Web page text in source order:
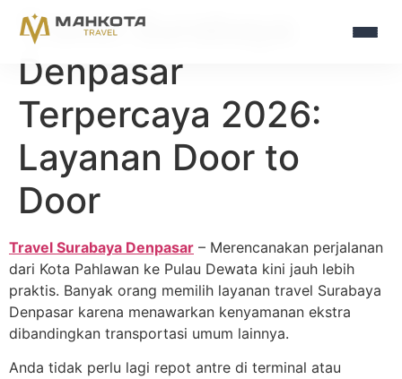
Travel Surabaya
Denpasar
Terpercaya 2026:
Layanan Door to
Door
Travel Surabaya Denpasar – Merencanakan perjalanan
dari Kota Pahlawan ke Pulau Dewata kini jauh lebih
praktis. Banyak orang memilih layanan travel Surabaya
Denpasar karena menawarkan kenyamanan ekstra
dibandingkan transportasi umum lainnya.
Anda tidak perlu lagi repot antre di terminal atau